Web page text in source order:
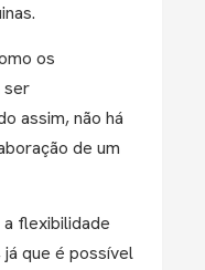
os
ser
assim, não há
de um
flexibilidade
que é possível